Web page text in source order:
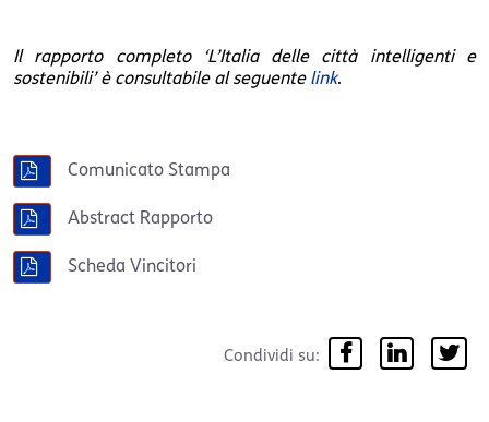
Il rapporto completo ‘L’Italia delle città intelligenti e
sostenibili’ è consultabile al seguente link.
Comunicato Stampa
Abstract Rapporto
Scheda Vincitori
Condividi su: